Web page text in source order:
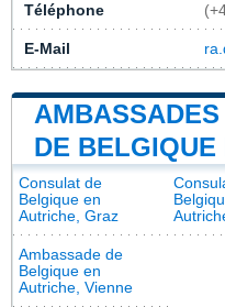
Téléphone
E-Mail
DE BELGIQUE
Consulat de
Belgique en
Autriche, Graz
Ambassade de
Belgique en
Autriche, Vienne